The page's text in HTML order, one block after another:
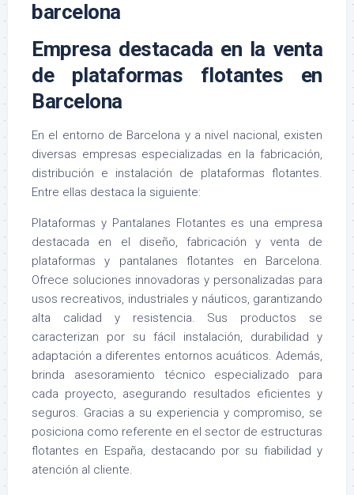
Empresa destacada en la venta
de plataformas flotantes en
Barcelona
En el entorno de Barcelona y a nivel nacional, existen
diversas empresas especializadas en la fabricación,
distribución e instalación de plataformas flotantes.
Entre ellas destaca la siguiente:
Plataformas y Pantalanes Flotantes es una empresa
destacada en el diseño, fabricación y venta de
plataformas y pantalanes flotantes en Barcelona.
Ofrece soluciones innovadoras y personalizadas para
usos recreativos, industriales y náuticos, garantizando
alta calidad y resistencia. Sus productos se
caracterizan por su fácil instalación, durabilidad y
adaptación a diferentes entornos acuáticos. Además,
brinda asesoramiento técnico especializado para
cada proyecto, asegurando resultados eficientes y
seguros. Gracias a su experiencia y compromiso, se
posiciona como referente en el sector de estructuras
flotantes en España, destacando por su fiabilidad y
atención al cliente.